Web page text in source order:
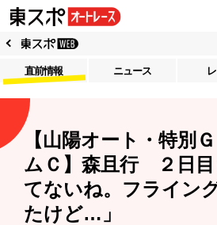
直前情報 ニュース
【山陽オート・特別
ムＣ】森且行 ２日目
てないね。フライン
たけど…」